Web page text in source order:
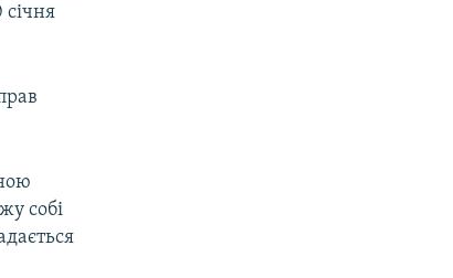
січня
собі